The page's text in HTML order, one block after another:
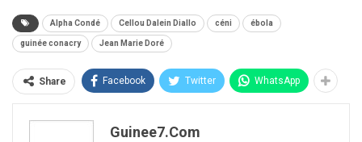
Alpha Condé Cellou Dalein Diallo céni ébola
guinée conacry Jean Marie Doré
Share Facebook Twitter WhatsApp
Guinee7.com